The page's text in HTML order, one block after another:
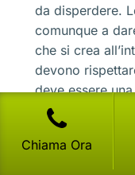
da disperdere.
comunque a
che si crea
devono
deve essere
all’interno
ad aiutare nella
anidride
Chiama Ora